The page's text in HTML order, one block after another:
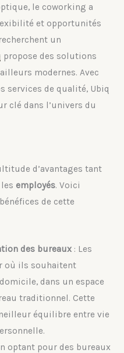
le coworking a
et opportunités
un
propose des solutions
modernes. Avec
services de qualité, Ubiq
clé dans l’univers du
d’avantages tant
employés. Voici
de cette
des bureaux: Les
où ils souhaitent
dans un espace
traditionnel. Cette
équilibre entre vie
optant pour des bureaux